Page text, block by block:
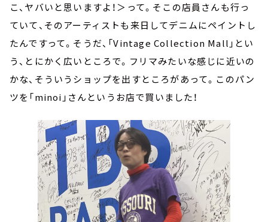
こ、ヤバいと思いますよ！＞って。そこの店員さんも行っ
ていて、そのアーティストも来日してデニムにペイントし
たんですって。そうだ、「Vintage Collection Mall」とい
う、とにかく広いところで。フリマみたいな感じに近いの
かな、そういうショップを出すところがあって。このパン
ツを「minoi」さんというお店で買いました！